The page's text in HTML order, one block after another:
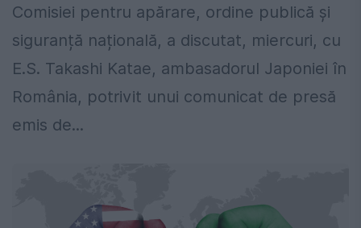
Comisiei pentru apărare, ordine publică și
siguranță națională, a discutat, miercuri, cu
E.S. Takashi Katae, ambasadorul Japoniei în
România, potrivit unui comunicat de presă
emis de...